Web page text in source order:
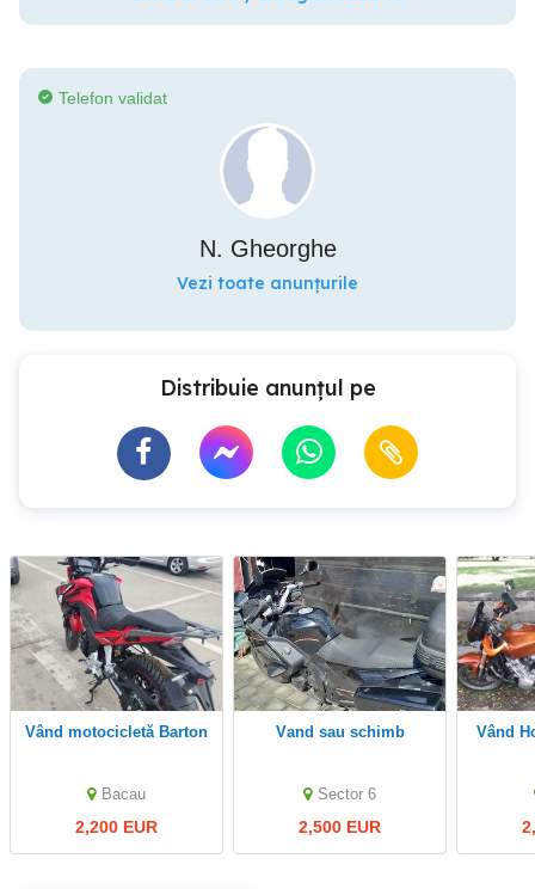
Telefon validat
N. Gheorghe
Vezi toate anunțurile
Distribuie anunțul pe
Vând motocicletă Barton
Bacau
2,200 EUR
vand sau schimb
Sector 6
2,500 EUR
Vând Honda Hornet 600